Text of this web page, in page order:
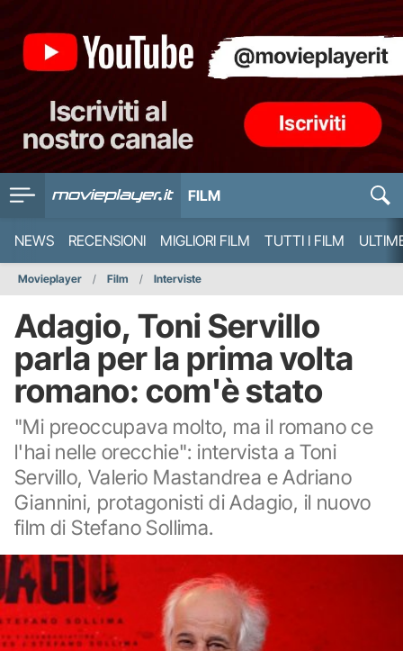
FILM
NEWS RECENSIONI MIGLIORI FILM TUTTI I FILM
Movieplayer Film Interviste
Adagio, Toni Servillo
parla per la prima volta
romano: com'è stato
"Mi preoccupava molto, ma il romano ce
l'hai nelle orecchie": intervista a Toni
Servillo, Valerio Mastandrea e Adriano
Giannini, protagonisti di Adagio, il nuovo
film di Stefano Sollima.